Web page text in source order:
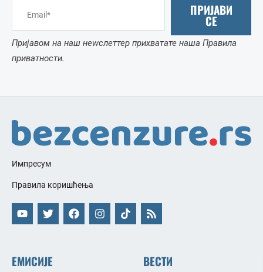
ПРИЈАВИ
СЕ
Пријавом на наш неwслеттер прихватате наша Правила
приватности.
Импресум
Правила коришћења
ЕМИСИЈЕ ВЕСТИ